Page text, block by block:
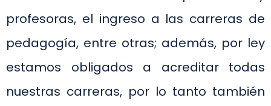
profesoras, el ingreso a las carreras de
pedagogía, entre otras; además, por ley
estamos obligados a acreditar todas
nuestras carreras, por lo tanto también